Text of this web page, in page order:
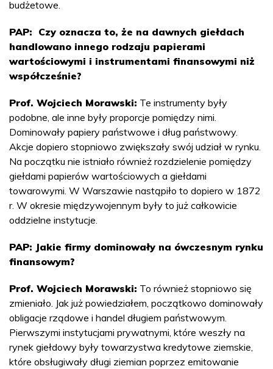
budżetowe.
PAP: Czy oznacza to, że na dawnych giełdach
handlowano innego rodzaju papierami
wartościowymi i instrumentami finansowymi niż
współcześnie?
Prof. Wojciech Morawski: Te instrumenty były
podobne, ale inne były proporcje pomiędzy nimi.
Dominowały papiery państwowe i dług państwowy.
Akcje dopiero stopniowo zwiększały swój udział w rynku.
Na początku nie istniało również rozdzielenie pomiędzy
giełdami papierów wartościowych a giełdami
towarowymi. W Warszawie nastąpiło to dopiero w 1872
r. W okresie międzywojennym były to już całkowicie
oddzielne instytucje.
PAP: Jakie firmy dominowały na ówczesnym rynku
finansowym?
Prof. Wojciech Morawski: To również stopniowo się
zmieniało. Jak już powiedziałem, początkowo dominowały
obligacje rządowe i handel długiem państwowym.
Pierwszymi instytucjami prywatnymi, które weszły na
rynek giełdowy były towarzystwa kredytowe ziemskie,
które obsługiwały długi ziemian poprzez emitowanie